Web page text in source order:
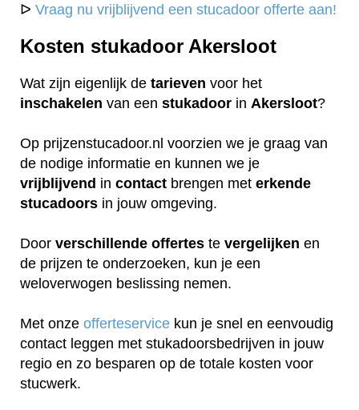
ᐅ Vraag nu vrijblijvend een stucadoor offerte aan!
Kosten stukadoor Akersloot
Wat zijn eigenlijk de tarieven voor het
inschakelen van een stukadoor in Akersloot?
Op prijzenstucadoor.nl voorzien we je graag van
de nodige informatie en kunnen we je
vrijblijvend in contact brengen met erkende
stucadoors in jouw omgeving.
Door verschillende offertes te vergelijken en
de prijzen te onderzoeken, kun je een
weloverwogen beslissing nemen.
Met onze offerteservice kun je snel en eenvoudig
contact leggen met stukadoorsbedrijven in jouw
regio en zo besparen op de totale kosten voor
stucwerk.